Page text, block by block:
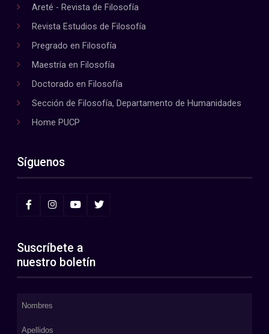
Areté - Revista de Filosofía
Revista Estudios de Filosofía
Pregrado en Filosofía
Maestría en Filosofía
Doctorado en Filosofía
Sección de Filosofía, Departamento de Humanidades
Home PUCP
Síguenos
Suscríbete a
nuestro boletín